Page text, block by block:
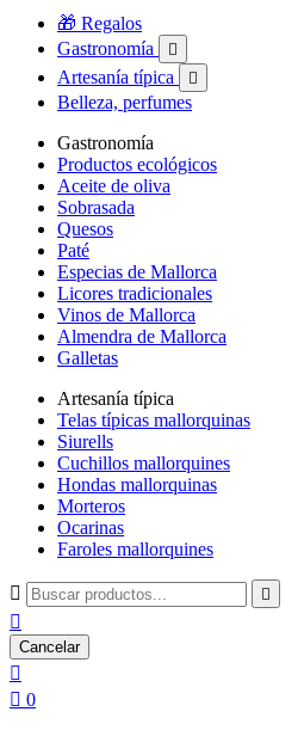
🎁 Regalos
Gastronomía

Artesanía típica 
Belleza, perfumes
Gastronomía
Productos ecológicos
Aceite de oliva
Sobrasada
Quesos
Paté
Especias de Mallorca
Licores tradicionales
Vinos de Mallorca
Almendra de Mallorca
Galletas
Artesanía típica
Telas típicas mallorquinas
Siurells
Cuchillos mallorquines
Hondas mallorquinas
Morteros
Ocarinas
Faroles mallorquines
 

Cancelar

 0